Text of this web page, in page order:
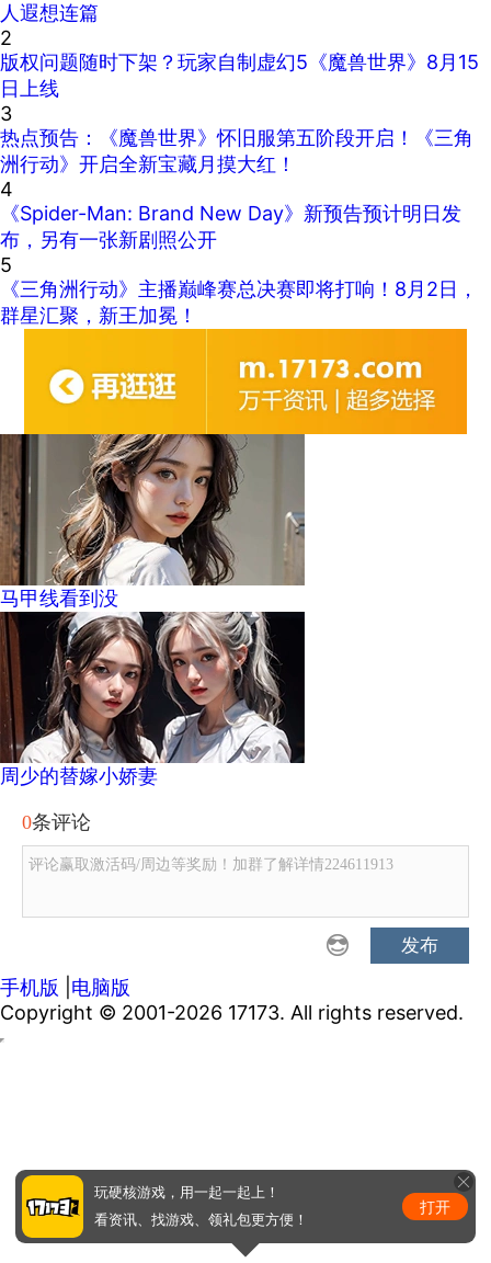
人遐想连篇
2
版权问题随时下架？玩家自制虚幻5《魔兽世界》8月15
日上线
3
热点预告：《魔兽世界》怀旧服第五阶段开启！《三角
洲行动》开启全新宝藏月摸大红！
4
《Spider-Man: Brand New Day》新预告预计明日发
布，另有一张新剧照公开
5
《三角洲行动》主播巅峰赛总决赛即将打响！8月2日，
群星汇聚，新王加冕！
马甲线看到没
周少的替嫁小娇妻
0条评论
评论赢取激活码/周边等奖励！加群了解详情224611913
发布
手机版
电脑版
Copyright © 2001-2026 17173. All rights reserved.
玩硬核游戏，用一起一起上！
看资讯、找游戏、领礼包更方便！
打开